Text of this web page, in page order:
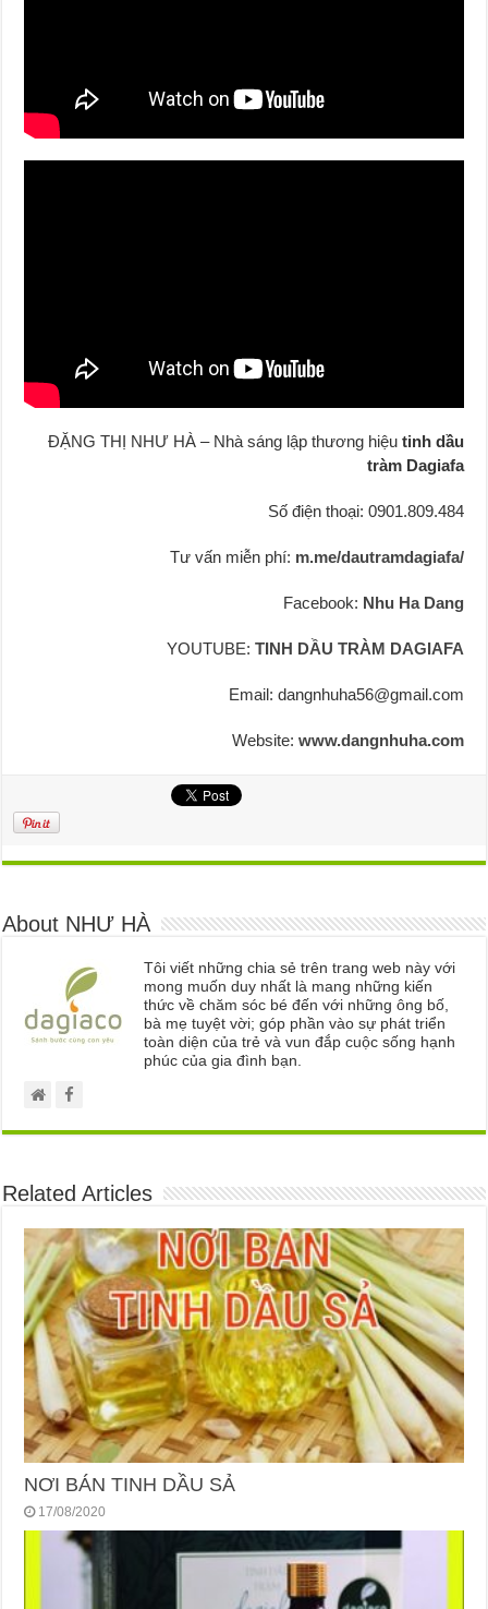
ĐẶNG THỊ NHƯ HÀ – Nhà sáng lập thương hiệu tinh dầu
tràm Dagiafa
Số điện thoại: 0901.809.484
Tư vấn miễn phí: m.me/dautramdagiafa/
Facebook: Nhu Ha Dang
YOUTUBE: TINH DẦU TRÀM DAGIAFA
Email: dangnhuha56@gmail.com
Website: www.dangnhuha.com
About NHƯ HÀ
Tôi viết những chia sẻ trên trang web này với
mong muốn duy nhất là mang những kiến
thức về chăm sóc bé đến với những ông bố,
bà mẹ tuyệt vời; góp phần vào sự phát triển
toàn diện của trẻ và vun đắp cuộc sống hạnh
phúc của gia đình bạn.
Related Articles
NƠI BÁN TINH DẦU SẢ
17/08/2020